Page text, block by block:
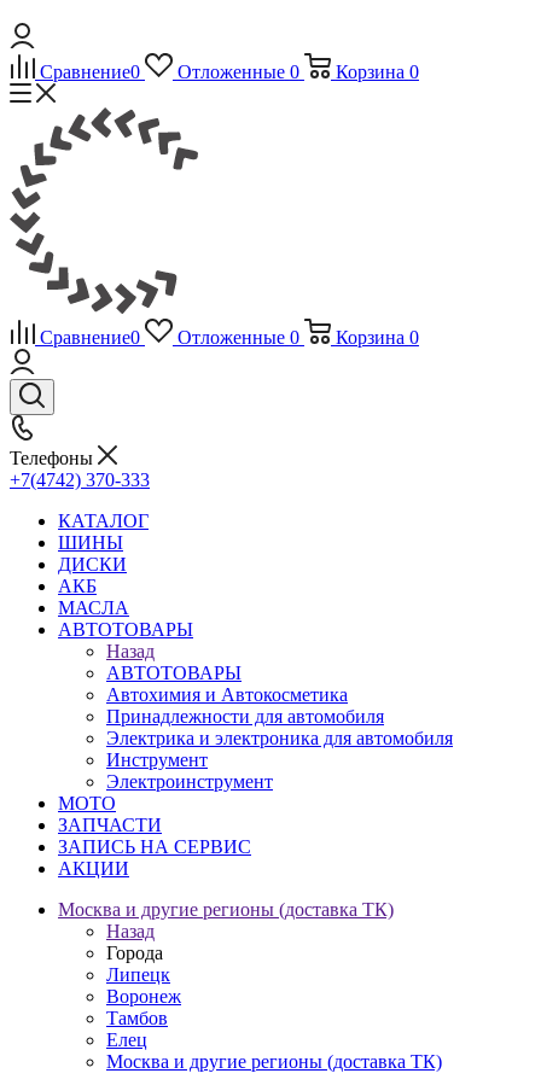
Сравнение0 Отложенные 0 Корзина 0
Сравнение0 Отложенные 0 Корзина 0
Телефоны
+7(4742) 370-333
КАТАЛОГ
ШИНЫ
ДИСКИ
АКБ
МАСЛА
АВТОТОВАРЫ
Назад
АВТОТОВАРЫ
Автохимия и Автокосметика
Принадлежности для автомобиля
Электрика и электроника для автомобиля
Инструмент
Электроинструмент
МОТО
ЗАПЧАСТИ
ЗАПИСЬ НА СЕРВИС
АКЦИИ
Москва и другие регионы (доставка ТК)
Назад
Города
Липецк
Воронеж
Тамбов
Елец
Москва и другие регионы (доставка ТК)